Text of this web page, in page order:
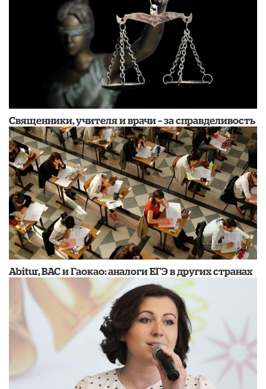
Священники, учителя и врачи – за справделивость
Abitur, BAC и Гаокао: аналоги ЕГЭ в других странах